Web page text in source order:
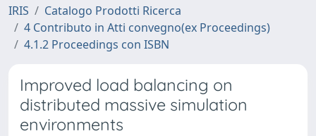
IRIS
Catalogo Prodotti Ricerca
4 Contributo in Atti convegno(ex Proceedings)
4.1.2 Proceedings con ISBN
Improved load balancing on
distributed massive simulation
environments